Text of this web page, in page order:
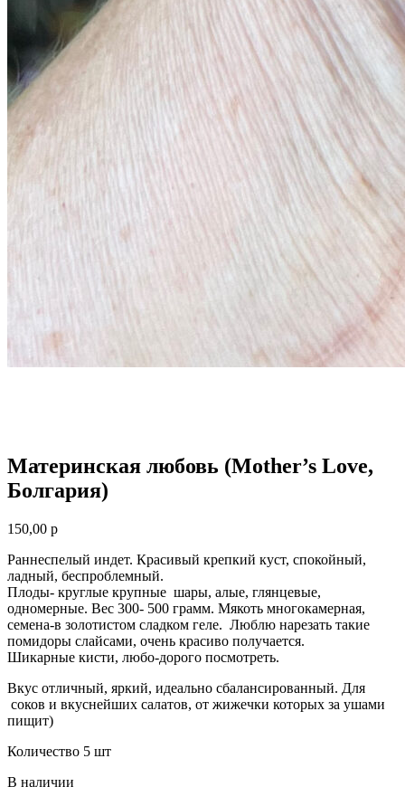
Материнская любовь (Mother’s Love,
Болгария)
150,00 р
Раннеспелый индет. Красивый крепкий куст, спокойный,
ладный, беспроблемный.
Плоды- круглые крупные шары, алые, глянцевые,
одномерные. Вес 300- 500 грамм. Мякоть многокамерная,
семена-в золотистом сладком геле. Люблю нарезать такие
помидоры слайсами, очень красиво получается.
Шикарные кисти, любо-дорого посмотреть.
Вкус отличный, яркий, идеально сбалансированный. Для
соков и вкуснейших салатов, от жижечки которых за ушами
пищит)
Количество 5 шт
В наличии